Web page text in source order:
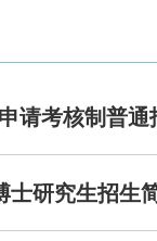
请考核制普通
士研究生招生